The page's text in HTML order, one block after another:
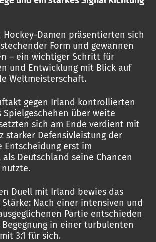
Hockey-Damen präsentierten sich
Form und gewannen
– ein wichtiger Schritt für
und Entwicklung mit Blick auf
Weltmeisterschaft.
gegen Irland kontrollierten
Spielgeschehen über weite
sich am Ende verdient mit
starker Defensivleistung der
Entscheidung erst im
als Deutschland seine Chancen
nutzte.
Duell mit Irland bewies das
Stärke: Nach einer intensiven und
Partie entschieden
Begegnung in einer turbulenten
3:1 für sich.